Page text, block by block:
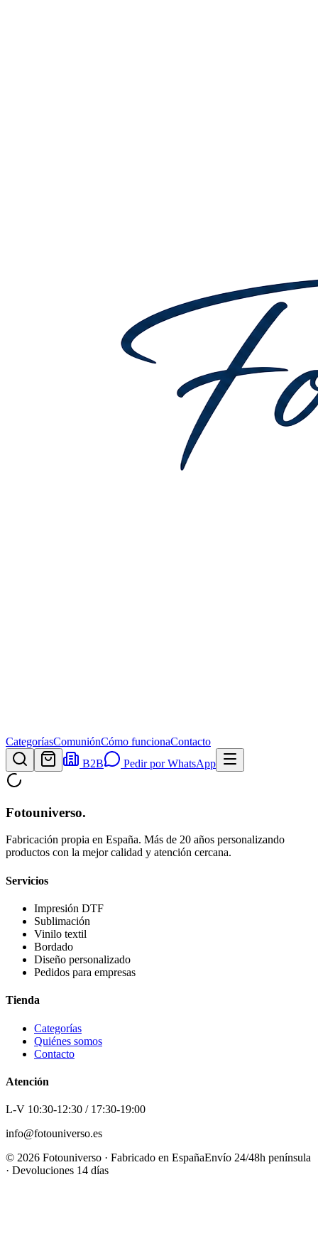
CategoríasComuniónCómo funcionaContacto
B2B
Pedir por WhatsApp
Fotouniverso.
Fabricación propia en España. Más de 20 años personalizando
productos con la mejor calidad y atención cercana.
Servicios
Impresión DTF
Sublimación
Vinilo textil
Bordado
Diseño personalizado
Pedidos para empresas
Tienda
Categorías
Quiénes somos
Contacto
Atención
L-V 10:30-12:30 / 17:30-19:00
info@fotouniverso.es
© 2026 Fotouniverso · Fabricado en EspañaEnvío 24/48h península
· Devoluciones 14 días